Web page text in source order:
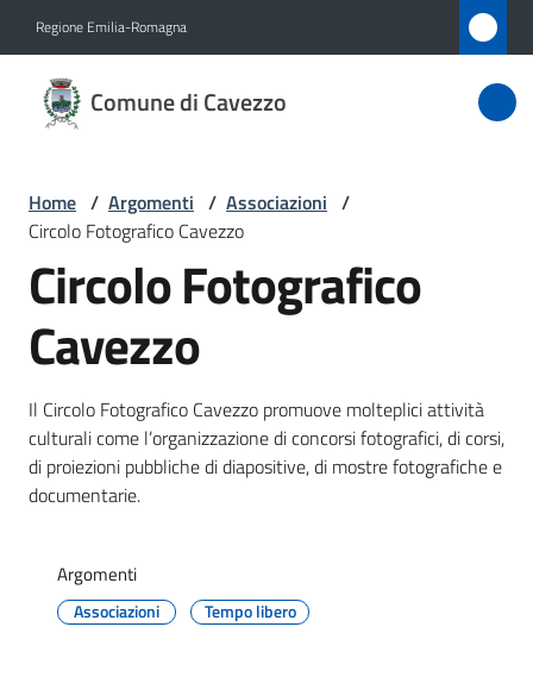
Regione Emilia-Romagna
Comune di Cavezzo
di
Novità
Vivere
Cavezzo
Protezione
Home / Argomenti / Associazioni /
Circolo Fotografico Cavezzo
Circolo Fotografico
Cavezzo
Il Circolo Fotografico Cavezzo promuove molteplici attività
culturali come l’organizzazione di concorsi fotografici, di corsi,
di proiezioni pubbliche di diapositive, di mostre fotografiche e
documentarie.
Argomenti
Associazioni Tempo libero